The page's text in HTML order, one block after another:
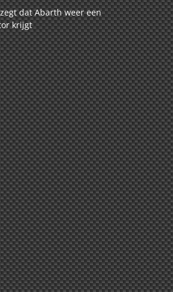
dat Abarth weer een
krijgt